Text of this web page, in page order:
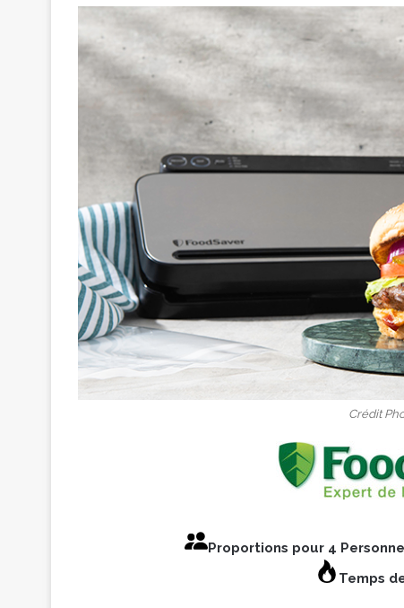
Crédit
Proportions pour 4
Temps